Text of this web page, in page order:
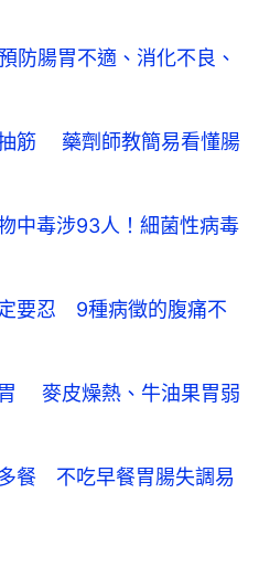
腸胃不適、消化不良、
抽筋 藥劑師教簡易看懂腸
中毒涉93人！細菌性病毒
定要忍 9種病徵的腹痛不
胃 麥皮燥熱、牛油果胃弱
多餐 不吃早餐胃腸失調易